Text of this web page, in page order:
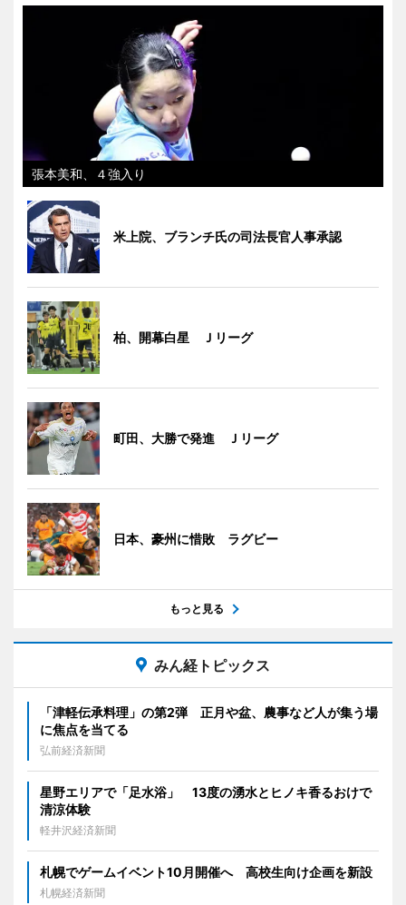
張本美和、４強入り
米上院、ブランチ氏の司法長官人事承認
柏、開幕白星 Ｊリーグ
町田、大勝で発進 Ｊリーグ
日本、豪州に惜敗 ラグビー
もっと見る
みん経トピックス
「津軽伝承料理」の第2弾 正月や盆、農事など人が集う場
に焦点を当てる
弘前経済新聞
星野エリアで「足水浴」 13度の湧水とヒノキ香るおけで
清涼体験
軽井沢経済新聞
札幌でゲームイベント10月開催へ 高校生向け企画を新設
札幌経済新聞